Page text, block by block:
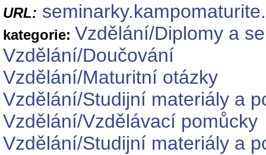
URL:
kategorie: Vzdělání/Diplomy a
Vzdělání/Doučování
Vzdělání/Maturitní otázky
Vzdělání/Studijní materiály a
Vzdělání/Vzdělávací pomůcky
Vzdělání/Studijní materiály a